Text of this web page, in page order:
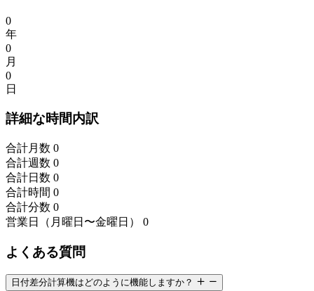
0
年
0
月
0
日
詳細な時間内訳
合計月数 0
合計週数 0
合計日数 0
合計時間 0
合計分数 0
営業日（月曜日〜金曜日）
0
よくある質問
日付差分計算機はどのように機能しますか？